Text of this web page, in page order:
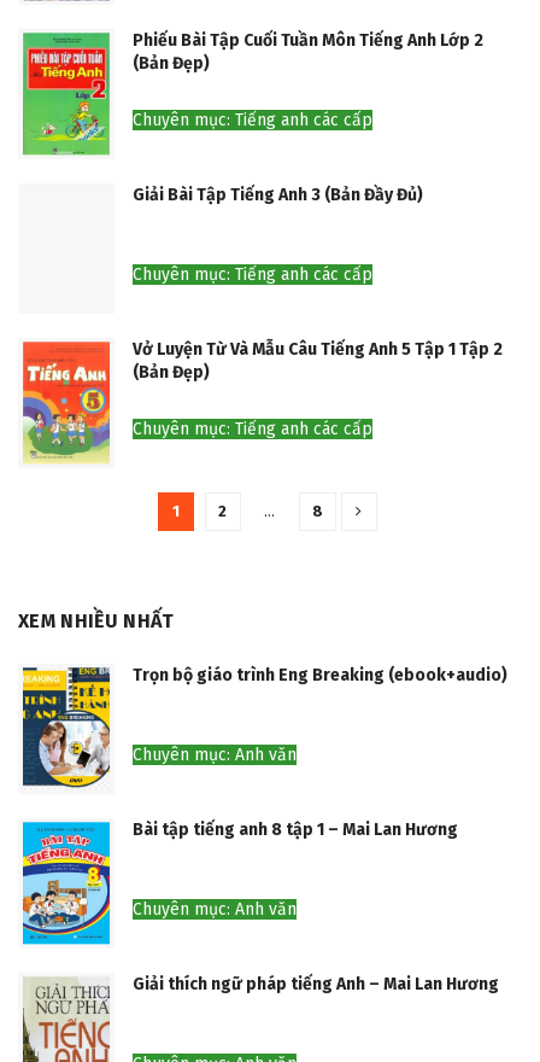
Phiếu Bài Tập Cuối Tuần Môn Tiếng Anh Lớp 2
(Bản Đẹp)
Chuyên mục: Tiếng anh các cấp
Giải Bài Tập Tiếng Anh 3 (Bản Đầy Đủ)
Chuyên mục: Tiếng anh các cấp
Vở Luyện Từ Và Mẫu Câu Tiếng Anh 5 Tập 1 Tập 2
(Bản Đẹp)
Chuyên mục: Tiếng anh các cấp
1 2 … 8
XEM NHIỀU NHẤT
Trọn bộ giáo trình Eng Breaking (ebook+audio)
Chuyên mục: Anh văn
Bài tập tiếng anh 8 tập 1 – Mai Lan Hương
Chuyên mục: Anh văn
Giải thích ngữ pháp tiếng Anh – Mai Lan Hương